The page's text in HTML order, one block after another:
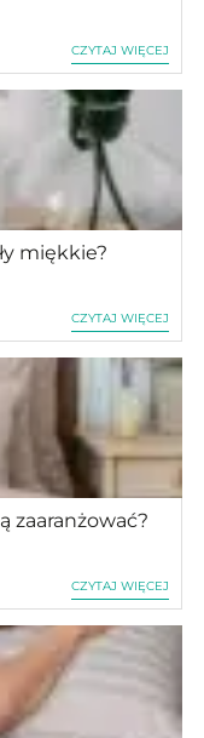
CZYTAJ WIĘCEJ
miękkie?
CZYTAJ WIĘCEJ
zaaranżować?
CZYTAJ WIĘCEJ